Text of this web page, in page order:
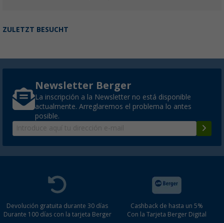
ZULETZT BESUCHT
Newsletter Berger
La inscripción a la Newsletter no está disponible
actualmente. Arreglaremos el problema lo antes
posible.
Devolución gratuita durante 30 días
Durante 100 días con la tarjeta Berger
Cashback de hasta un 5%
Con la Tarjeta Berger Digital